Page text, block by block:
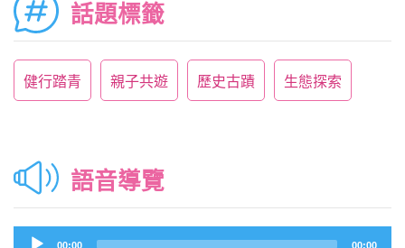
話題標籤
健行踏青 親子共遊 歷史古蹟 生態探索
語音導覽
Audio
00:00 00:00